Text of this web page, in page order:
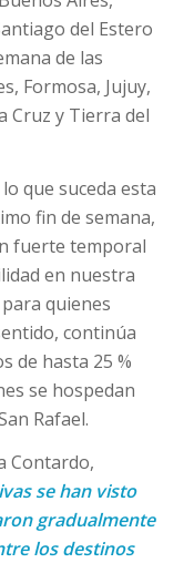
del Estero
de las
Formosa, Jujuy,
Cruz y Tierra del
que suceda esta
fin de semana,
fuerte temporal
en nuestra
quienes
continúa
de hasta 25 %
se hospedan
Rafael.
Contardo,
se han visto
gradualmente
los destinos